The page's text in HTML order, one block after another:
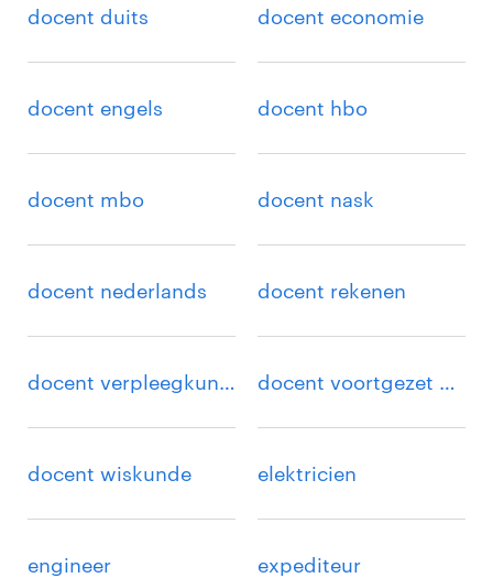
docent duits docent economie
docent engels docent hbo
docent mbo docent nask
docent nederlands docent rekenen
docent verpleegkunde docent voortgezet onderwijs
docent wiskunde elektricien
engineer expediteur